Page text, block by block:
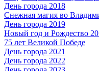
День города 2018
Снежная магия во
День города 2019
Новый год и Рождество
75 лет Великой Победе
День города 2021
День города 2022